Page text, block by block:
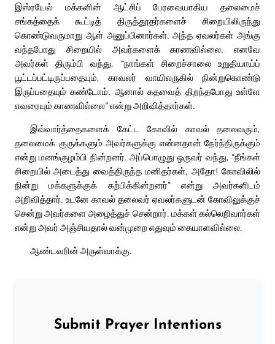
இஸ்ரயேல் மக்களின் ஆட்சிப் பேரவையாகிய தலைமைச்
சங்கத்தைக் கூட்டித் திருத்தூதர்களைச் சிறையிலிருந்து
கொண்டுவருமாறு ஆள் அனுப்பினார்கள். அந்த ஏவலர்கள் அங்கு
வந்தபோது சிறையில் அவர்களைக் காணவில்லை. எனவே
அவர்கள் திரும்பி வந்து, “நாங்கள் சிறைச்சாலை உறுதியாய்ப்
பூட்டப்பட்டிருப்பதையும், காவலர் வாயிலருகில் நின்றுகொண்டு
இருப்பதையும் கண்டோம். ஆனால் கதவைத் திறந்தபோது உள்ளே
எவரையும் காணவில்லை” என்று அறிவித்தார்கள்.
இவ்வார்த்தைகளைக் கேட்ட கோவில் காவல் தலைவரும்,
தலைமைக் குருக்களும் அவர்களுக்கு என்னதான் நேர்ந்திருக்கும்
என்று மனங்குழம்பி நின்றனர். அப்பொழுது ஒருவர் வந்து, “நீங்கள்
சிறையில் அடைத்து வைத்திருந்த மனிதர்கள், அதோ! கோவிலில்
நின்று மக்களுக்குக் கற்பிக்கின்றனர்” என்று அவர்களிடம்
அறிவித்தார். உடனே காவல் தலைவர் ஏவலர்களுடன் கோவிலுக்குச்
சென்று அவர்களை அழைத்துச் சென்றார். மக்கள் கல்லெறிவார்கள்
என்று அவர் அஞ்சியதால் வன்முறை எதுவும் கையாளவில்லை.
ஆண்டவரின் அருள்வாக்கு.
Submit Prayer Intentions